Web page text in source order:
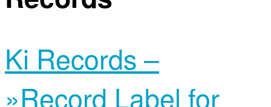
Ki Records –
»Record Label for